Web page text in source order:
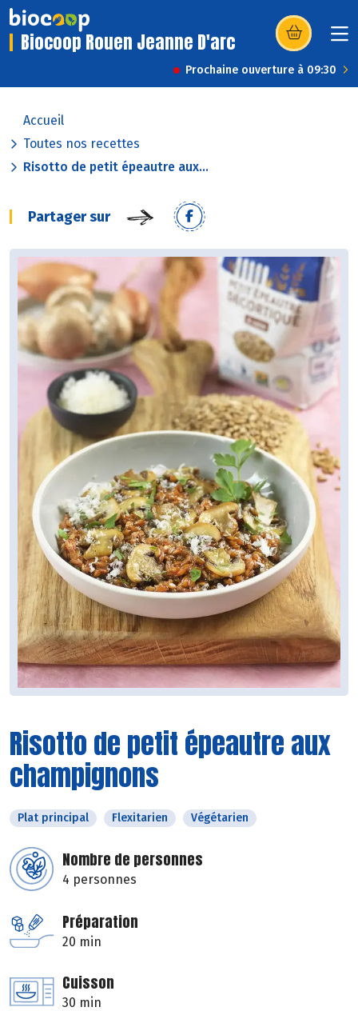
Biocoop Rouen Jeanne D'arc (s’ouvre dans
Prochaine ouverture à 09:30
Accueil
Toutes nos recettes
Risotto de petit épeautre aux...
Partager sur
Risotto de petit épeautre aux
champignons
Plat principal Flexitarien Végétarien
Nombre de personnes
4 personnes
Préparation
20 min
Cuisson
30 min